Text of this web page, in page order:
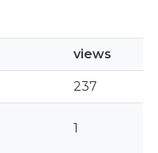
views
237
1